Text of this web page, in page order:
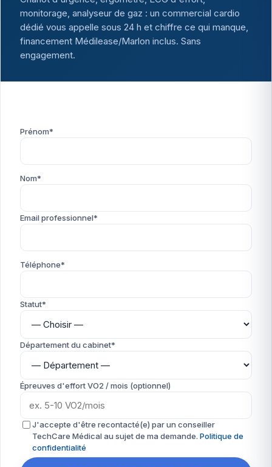
monitorage, analyseur de gaz : un commercial cardio
dédié vous appelle sous 24 h et chiffre ce qui manque,
financement Médilease/Marlon inclus. Sans
engagement.
Prénom*
Nom*
Email professionnel*
Téléphone*
Statut*
Département du cabinet*
Épreuves d'effort VO2 / mois (optionnel)
J'accepte d'être recontacté(e) par un conseiller
TechCare Médical au sujet de ma demande. Politique de
confidentialité